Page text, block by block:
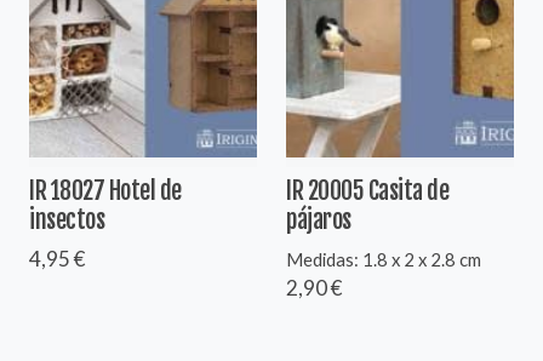
IR 18027 Hotel de
insectos
4,95 €
IR 20005 Casita de
pájaros
Medidas: 1.8 x 2 x 2.8 cm
2,90 €